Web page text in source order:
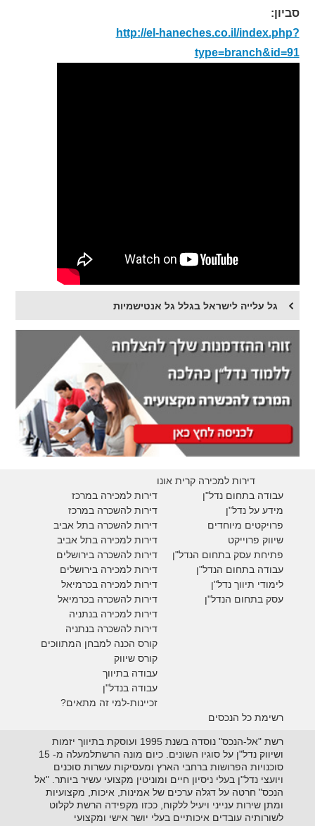
סביון:
http://el-haneches.co.il/index.php?
type=branch&id=91
גל עלייה לישראל בגלל גל אנטישמיות
דירות למכירה קרית אונו
דירות למכירה במרכז
דירות להשכרה במרכז
דירות להשכרה בתל אביב
דירות למכירה בתל אביב
דירות להשכרה בירושלים
דירות למכירה בירושלים
דירות למכירה בכרמיאל
דירות להשכרה בכרמיאל
דירות למכירה בנתניה
דירות להשכרה בנתניה
קורס הכנה למבחן המתווכים
קורס שיווק
עבודה בתיווך
עבודה בנדל"ן
זכיינות-למי זה מתאים?
עבודה בתחום נדל"ן
מידע על נדל"ן
פרויקטים מיוחדים
שיווק פרוייקט
פתיחת עסק בתחום הנדל"ן
עבודה בתחום הנדל"ן
לימודי תיווך נדל"ן
עסק בתחום הנדל"ן
רשימת כל הנכסים
רשת "אל-הנכס" נוסדה בשנת 1995 ועוסקת בתיווך יזמות
ושיווק נדל"ן על סוגיו השונים. כיום מונה הרשתלמעלה מ- 15
סוכנויות הפרושות ברחבי הארץ ומעסיקות עשרות סוכנים
ויועצי נדל"ן בעלי ניסיון חיים ומוניטין מקצועי עשיר ביותר. "אל
הנכס" חרטה על דגלה ערכים של אמינות, איכות, מקצועיות
ומתן שירות ענייני ויעיל ללקוח, ככזו מקפידה הרשת לקלוט
לשורותיה עובדים איכותיים בעלי יושר אישי ומקצועי